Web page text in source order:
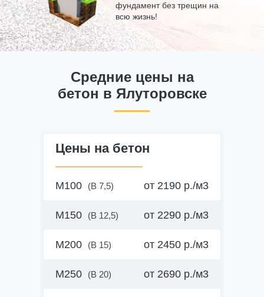
фундамент без трещин на
всю жизнь!
Средние цены на
бетон в Ялуторовске
Цены на бетон
М100 (B 7,5) от 2190 р./м3
М150 (B 12,5) от 2290 р./м3
М200 (B 15) от 2450 р./м3
М250 (B 20) от 2690 р./м3